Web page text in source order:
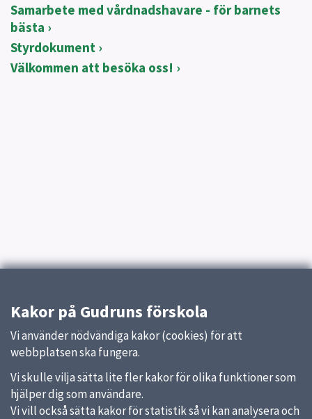
Samarbete med vårdnadshavare - för barnets
bästa
Styrdokument
Välkommen att besöka oss!
Kakor på Gudruns förskola
Vi använder nödvändiga kakor (cookies) för att
webbplatsen ska fungera.
Vi skulle vilja sätta lite fler kakor för olika funktioner som
hjälper dig som användare.
Vi vill också sätta kakor för statistik så vi kan analysera och